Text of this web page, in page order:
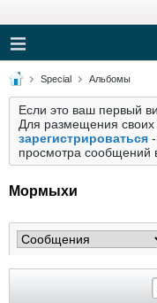
Special Альбомы
Если это ваш первый
Для размещения
зарегистрироваться
просмотра сообщений
Мормыхи